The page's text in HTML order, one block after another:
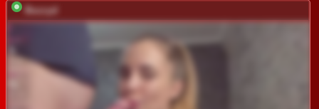
Buzzyd